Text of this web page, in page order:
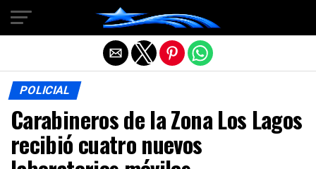
POLICIAL
Carabineros de la Zona Los Lagos
recibió cuatro nuevos
Salir de la versión móvil